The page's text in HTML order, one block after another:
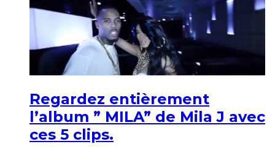
Regardez entièrement
l’album ” MILA” de Mila J avec
ces 5 clips.